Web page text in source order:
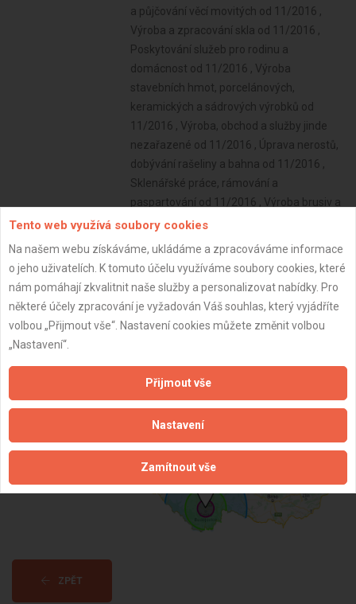
a půjčování věcí movitých od 11/2016 ,
Výroba a zpracování skla od 11/2016 ,
Poskytování služeb pro rodinu a
domácnost od 11/2016 , Výroba
stavebních hmot, porcelánových,
keramických a sádrových výrobků od
11/2016 , Výroba, obchod a služby jinde
nezařazené od 11/2016 , Úprava nerostů,
dobývání rašeliny a bahna od 11/2016 ,
Sklenářské práce, rámování a
paspartování od 11/2016 , Výroba brusiv a
ostatních minerálních nekovových výrobků
údržba nemovitostí od 03/2020
Subjekt: OSVČ
DPH: Neplátce
Věk:
Datum registrace: 30.11.2016
ZPĚT
Tento web využívá soubory cookies
Na našem webu získáváme, ukládáme a zpracováváme informace
o jeho uživatelích. K tomuto účelu využíváme soubory cookies, které
nám pomáhají zkvalitnit naše služby a personalizovat nabídky. Pro
některé účely zpracování je vyžadován Váš souhlas, který vyjádříte
volbou „Přijmout vše“. Nastavení cookies můžete změnit volbou
„Nastavení“.
Přijmout vše
Nastavení
Zamítnout vše